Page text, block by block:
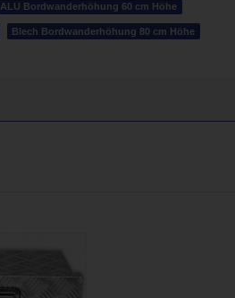
ALU Bordwanderhöhung 60 cm Höhe
Blech Bordwanderhöhung 80 cm Höhe